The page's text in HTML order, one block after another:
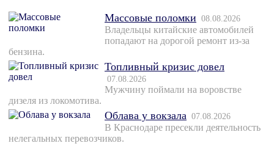
Массовые поломки 08.08.2026
Владельцы китайские автомобилей
попадают на дорогой ремонт из-за
бензина.
Топливный кризис довел
07.08.2026
Мужчину поймали на воровстве
дизеля из локомотива.
Облава у вокзала 07.08.2026
В Краснодаре пресекли деятельность
нелегальных перевозчиков.